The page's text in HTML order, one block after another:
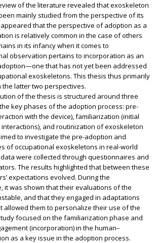
of the literature revealed that exoskeleton
mainly studied from the perspective of its
that the perspective of adoption as a
is relatively common in the case of others
in its infancy when it comes to
observation pertains to incorporation as an
that has not yet been addressed
exoskeletons. This thesis thus primarily
latter two perspectives.
of the thesis is structured around three
key phases of the adoption process: pre-
with the device), familiarization (initial
and routinization of exoskeleton
to investigate the pre-adoption and
of occupational exoskeletons in real-world
were collected through questionnaires and
The results highlighted that between these
expectations evolved. During the
it was shown that their evaluations of the
and that they engaged in adaptations
allowed them to personalize their use of the
focused on the familiarization phase and
(incorporation) in the human–
as a key issue in the adoption process.